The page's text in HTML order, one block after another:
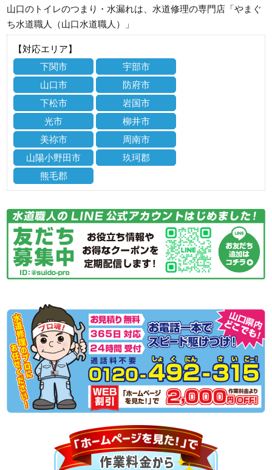
山口のトイレのつまり・水漏れは、水道修理の専門店「やまぐ
ち水道職人（山口水道職人）」
【対応エリア】
下関市
宇部市
山口市
防府市
下松市
岩国市
光市
柳井市
美祢市
周南市
山陽小野田市
玖珂郡
熊毛郡